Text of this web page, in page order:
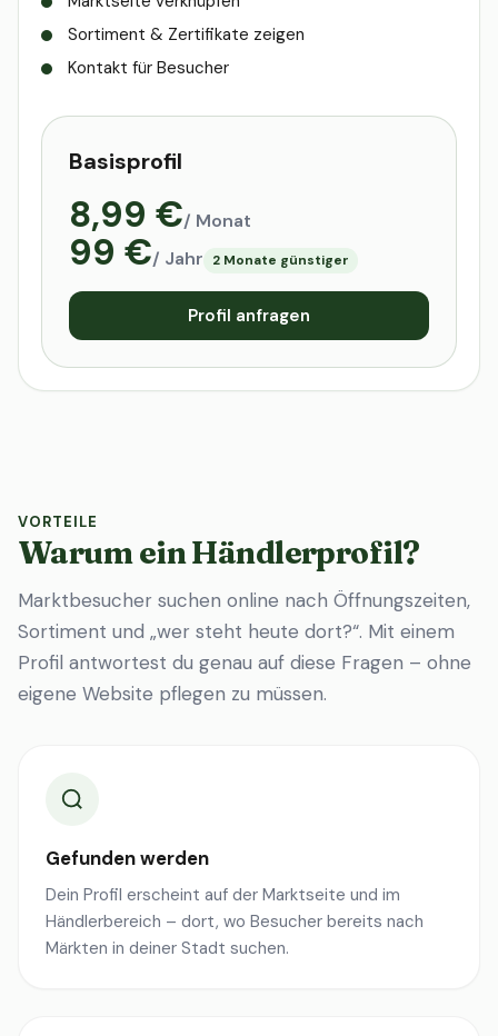
Sortiment & Zertifikate zeigen
Kontakt für Besucher
Basisprofil
8,99 €/ Monat
99 €/ Jahr 2 Monate günstiger
Profil anfragen
VORTEILE
Warum ein Händlerprofil?
Marktbesucher suchen online nach Öffnungszeiten,
Sortiment und „wer steht heute dort?“. Mit einem
Profil antwortest du genau auf diese Fragen – ohne
eigene Website pflegen zu müssen.
Gefunden werden
Dein Profil erscheint auf der Marktseite und im
Händlerbereich – dort, wo Besucher bereits nach
Märkten in deiner Stadt suchen.